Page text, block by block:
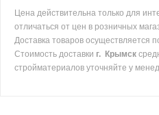
Цена действительна только для
отличаться от цен в розничных
Доставка товаров осуществляется
Стоимость доставки г. Крымск
стройматериалов уточняйте у